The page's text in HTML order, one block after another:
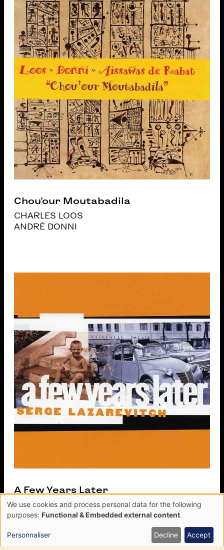
Chou’our Moutabadila
CHARLES LOOS
ANDRÉ DONNI
A Few Years Later
VARIOUS ARTISTS
Use
of
personal
data
We use cookies and process personal data for the following
purposes: Functional & Embedded external content.
Personnaliser Decline Accept